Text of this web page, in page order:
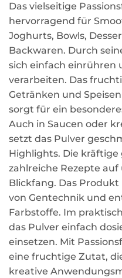
Das vielseitige
hervorragend für
Joghurts, Bowls,
Backwaren. Durch
sich einfach einrühren
verarbeiten. Das
Getränken und
sorgt für ein
Auch in Saucen oder
setzt das Pulver
Highlights. Die
zahlreiche Rezepte
Blickfang. Das
von Gentechnik und
Farbstoffe. Im
das Pulver einfach
einsetzen. Mit
eine fruchtige Zutat,
kreative